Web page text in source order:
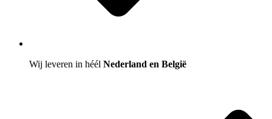
Wij leveren in héél Nederland en België